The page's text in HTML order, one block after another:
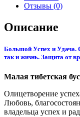
Отзывы (0)
Описание
Большой Успех и Удача.
так и жизнь. Защита от
Малая тибетская
Олицетворение
Любовь,
владельца успех и